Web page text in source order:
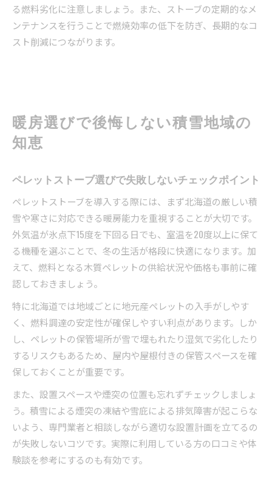
る燃料劣化に注意しましょう。また、ストーブの定期的なメ
ンテナンスを行うことで燃焼効率の低下を防ぎ、長期的なコ
スト削減につながります。
暖房選びで後悔しない積雪地域の
知恵
ペレットストーブ選びで失敗しないチェックポイント
ペレットストーブを導入する際には、まず北海道の厳しい積
雪や寒さに対応できる暖房能力を重視することが大切です。
外気温が氷点下15度を下回る日でも、室温を20度以上に保て
る機種を選ぶことで、冬の生活が格段に快適になります。加
えて、燃料となる木質ペレットの供給状況や価格も事前に確
認しておきましょう。
特に北海道では地域ごとに地元産ペレットの入手がしやす
く、燃料調達の安定性が確保しやすい利点があります。しか
し、ペレットの保管場所が雪で埋もれたり湿気で劣化したり
するリスクもあるため、屋内や屋根付きの保管スペースを確
保しておくことが重要です。
また、設置スペースや煙突の位置も忘れずチェックしましょ
う。積雪による煙突の凍結や雪庇による排気障害が起こらな
いよう、専門業者と相談しながら適切な設置計画を立てるの
が失敗しないコツです。実際に利用している方の口コミや体
験談を参考にするのも有効です。